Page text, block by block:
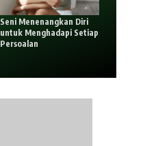
Seni Menenangkan Diri
untuk Menghadapi Setiap
Persoalan